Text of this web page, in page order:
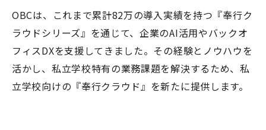
OBCは、これまで累計82万の導入実績を持つ『奉行ク
ラウドシリーズ』を通じて、企業のAI活用やバックオ
フィスDXを支援してきました。その経験とノウハウを
活かし、私立学校特有の業務課題を解決するため、私
立学校向けの『奉行クラウド』を新たに提供します。